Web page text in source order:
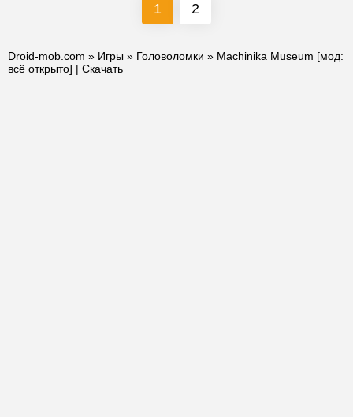
1 2
Droid-mob.com » Игры » Головоломки » Machinika Museum [мод:
всё открыто] | Скачать